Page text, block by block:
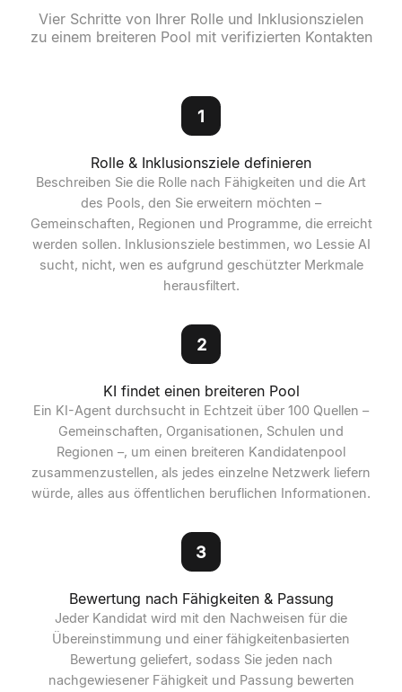
Vier Schritte von Ihrer Rolle und Inklusionszielen
zu einem breiteren Pool mit verifizierten Kontakten
1
Rolle & Inklusionsziele definieren
Beschreiben Sie die Rolle nach Fähigkeiten und die Art
des Pools, den Sie erweitern möchten –
Gemeinschaften, Regionen und Programme, die erreicht
werden sollen. Inklusionsziele bestimmen, wo Lessie AI
sucht, nicht, wen es aufgrund geschützter Merkmale
herausfiltert.
2
KI findet einen breiteren Pool
Ein KI-Agent durchsucht in Echtzeit über 100 Quellen –
Gemeinschaften, Organisationen, Schulen und
Regionen –, um einen breiteren Kandidatenpool
zusammenzustellen, als jedes einzelne Netzwerk liefern
würde, alles aus öffentlichen beruflichen Informationen.
3
Bewertung nach Fähigkeiten & Passung
Jeder Kandidat wird mit den Nachweisen für die
Übereinstimmung und einer fähigkeitenbasierten
Bewertung geliefert, sodass Sie jeden nach
nachgewiesener Fähigkeit und Passung bewerten